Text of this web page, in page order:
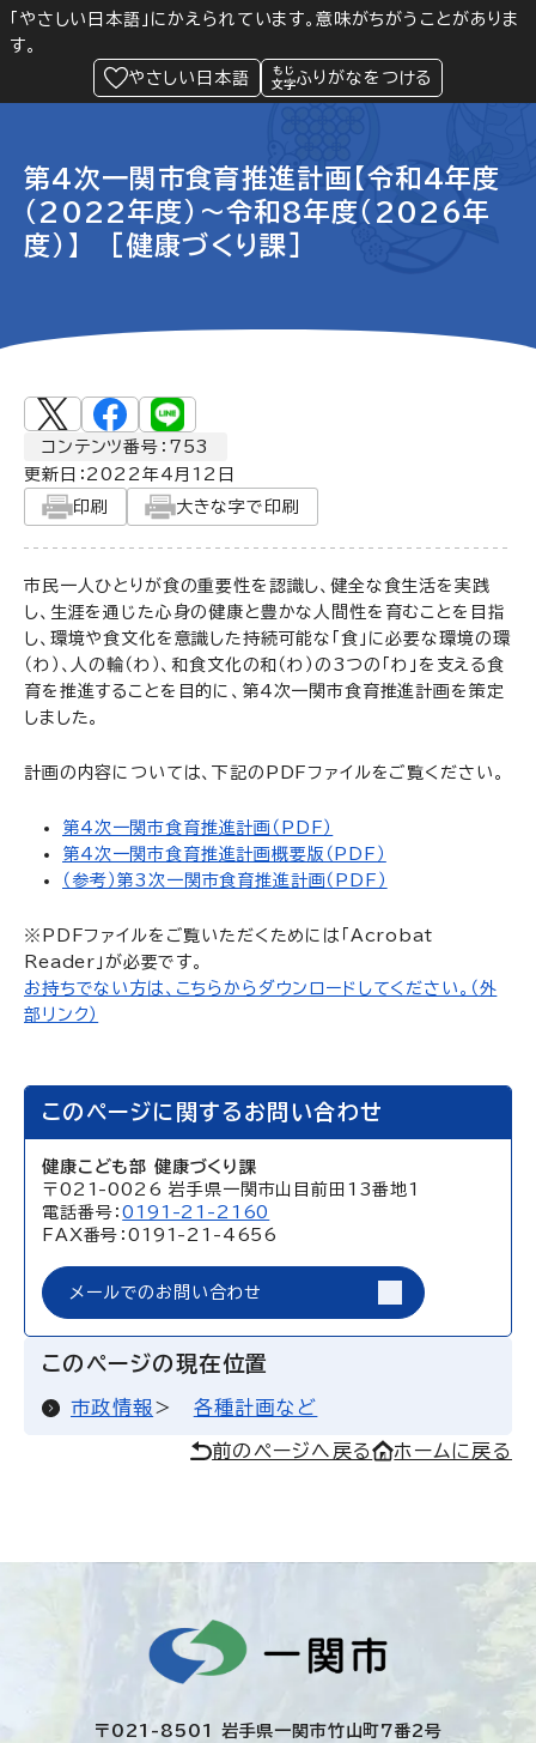
「やさしい日本語」にかえられています。意味がちがうことがありま
す。
やさしい日本語
ふりがなをつける
Language 閲覧支援
緊急情報
第4次一関市食育推進計画【令和4年度
（2022年度）～令和8年度（2026年
度）】 [健康づくり課]
コンテンツ番号：753
更新日： 2022年4月12日
印刷
大きな字で印刷
市民一人ひとりが食の重要性を認識し、健全な食生活を実践
し、生涯を通じた心身の健康と豊かな人間性を育むことを目指
し、環境や食文化を意識した持続可能な「食」に必要な環境の環
（わ）、人の輪（わ）、和食文化の和（わ）の3つの「わ」を支える食
育を推進することを目的に、第4次一関市食育推進計画を策定
しました。
計画の内容については、下記のPDFファイルをご覧ください。
第4次一関市食育推進計画（PDF）
第4次一関市食育推進計画概要版（PDF）
（参考）第3次一関市食育推進計画（PDF）
※PDFファイルをご覧いただくためには「Acrobat
Reader」が必要です。
お持ちでない方は、こちらからダウンロードしてください。（外
部リンク）
このページに関するお問い合わせ
健康こども部 健康づくり課
〒021-0026 岩手県一関市山目前田13番地1
電話番号：0191-21-2160
FAX番号：0191-21-4656
メールでのお問い合わせ
このページの現在位置
市政情報 各種計画など
前のページへ戻る ホームに戻る
〒021-8501 岩手県一関市竹山町7番2号